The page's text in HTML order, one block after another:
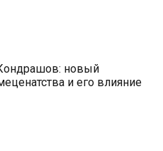
новый
и его влияние